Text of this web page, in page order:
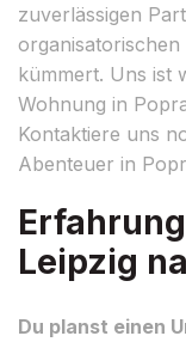
zuverlässigen
kümmert. Uns ist
Wohnung in
Kontaktiere uns
Abenteuer in
Leipzig
Du planst einen